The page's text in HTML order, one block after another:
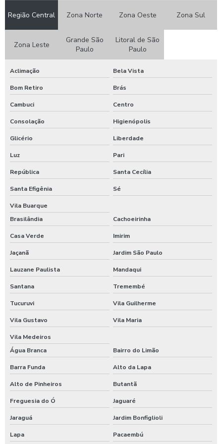
Cozinha industrial alimentação
Cozinha industrial alimentação coletiva
Cozinha industrial para empresas
Cozinhas industriais refeições coletivas
Distribuidora de refeições
Empresa de alimentação coletiva
Empresa de alimentação empresarial
Empresa de alimentação transportada
Empresa de comida industrial
Empresa de fornecimento de refeições
Empresa de refeição coletiva
Empresa de refeição industrial
Empresa de refeições
Empresa de restaurante corporativo
Empresa que serve alimentação
Empresas comida transportada
Empresas de alimentação
Empresas de alimentação para empresas
Empresas de alimentação industrial
Região Central Zona Norte Zona Oeste Zona Sul
Zona Leste
Grande São
Paulo
Litoral de São
Paulo
Aclimação Bela Vista
Bom Retiro Brás
Cambuci Centro
Consolação Higienópolis
Glicério Liberdade
Luz Pari
República Santa Cecília
Santa Efigênia Sé
Vila Buarque
Brasilândia
Cachoeirinha
Casa Verde Imirim
Jaçanã Jardim São Paulo
Lauzane Paulista Mandaqui
Santana Tremembé
Tucuruvi Vila Guilherme
Vila Gustavo Vila Maria
Vila Medeiros
Água Branca
Bairro do Limão
Barra Funda Alto da Lapa
Alto de Pinheiros Butantã
Freguesia do Ó Jaguaré
Jaraguá Jardim Bonfiglioli
Lapa Pacaembú